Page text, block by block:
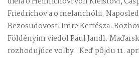
Friedrichov a o melanchólii.
Bezosudovosti Imre Kertésza.
Földényim viedol Paul Jandl.
rozhodujúce voľby. Keď pôjdu 11.